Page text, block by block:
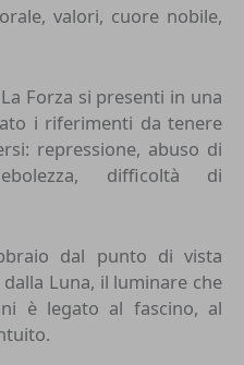
valori, cuore nobile,
Forza si presenti in una
i riferimenti da tenere
repressione, abuso di
difficoltà di
dal punto di vista
Luna, il luminare che
è legato al fascino, al